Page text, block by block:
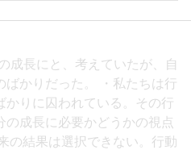
成長にと、考えていたが、自
ばかりだった。 ・私たちは行
かりに囚われている。その行
の成長に必要かどうかの視点
の結果は選択できない。行動